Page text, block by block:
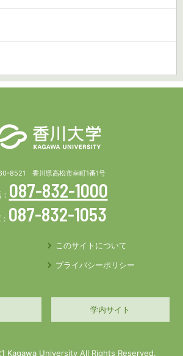
8521 香川県高松市幸町1番1号
087-832-1000
087-832-1053
このサイトについて
プライバシーポリシー
学内サイト
Kagawa University All Rights Reserved.